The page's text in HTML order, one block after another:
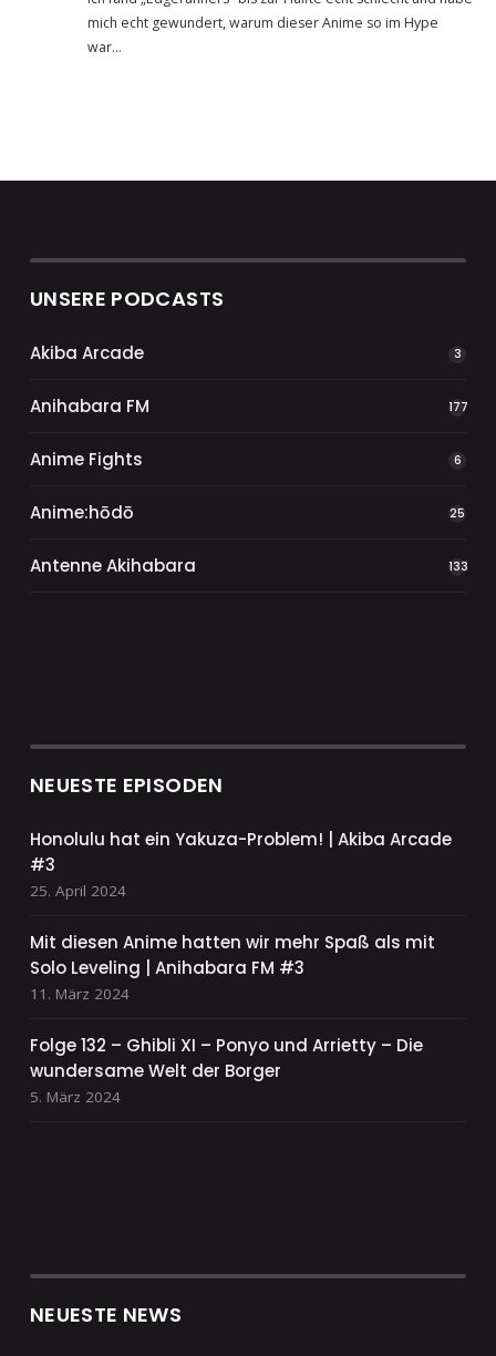
mich echt gewundert, warum dieser Anime so im Hype
war…
UNSERE PODCASTS
Akiba Arcade 3
Anihabara FM 177
Anime Fights 6
Anime:hōdō 25
Antenne Akihabara 133
NEUESTE EPISODEN
Honolulu hat ein Yakuza-Problem! | Akiba Arcade
#3
25. April 2024
Mit diesen Anime hatten wir mehr Spaß als mit
Solo Leveling | Anihabara FM #3
11. März 2024
Folge 132 – Ghibli XI – Ponyo und Arrietty – Die
wundersame Welt der Borger
5. März 2024
NEUESTE NEWS